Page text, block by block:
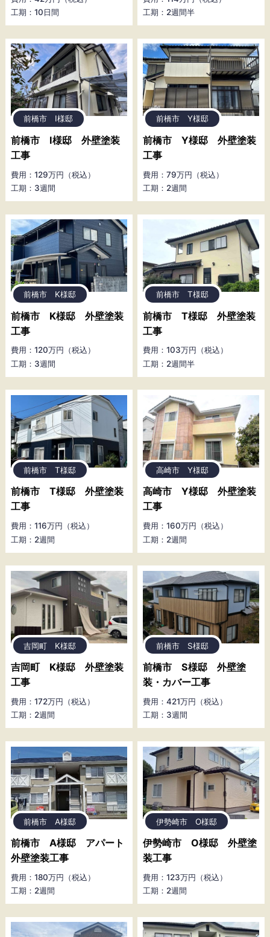
工期：10日間
工期：2週間半
前橋市 I様邸
前橋市 I様邸 外壁塗装
工事
費用：129万円（税込）
工期：3週間
前橋市 Y様邸
前橋市 Y様邸 外壁塗装
工事
費用：79万円（税込）
工期：2週間
前橋市 K様邸
前橋市 K様邸 外壁塗装
工事
費用：120万円（税込）
工期：3週間
前橋市 T様邸
前橋市 T様邸 外壁塗装
工事
費用：103万円（税込）
工期：2週間半
前橋市 T様邸
前橋市 T様邸 外壁塗装
工事
費用：116万円（税込）
工期：2週間
高崎市 Y様邸
高崎市 Y様邸 外壁塗装
工事
費用：160万円（税込）
工期：2週間
吉岡町 K様邸
吉岡町 K様邸 外壁塗装
工事
費用：172万円（税込）
工期：2週間
前橋市 S様邸
前橋市 S様邸 外壁塗
装・カバー工事
費用：421万円（税込）
工期：3週間
前橋市 A様邸
前橋市 A様邸 アパート
外壁塗装工事
費用：180万円（税込）
工期：2週間
伊勢崎市 O様邸
伊勢崎市 O様邸 外壁塗
装工事
費用：123万円（税込）
工期：2週間